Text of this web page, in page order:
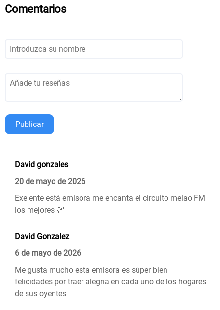
Comentarios
Publicar
David gonzales
20 de mayo de 2026
Exelente está emisora me encanta el circuito melao FM
los mejores 💯
David Gonzalez
6 de mayo de 2026
Me gusta mucho esta emisora es súper bien
felicidades por traer alegría en cada uno de los hogares
de sus oyentes